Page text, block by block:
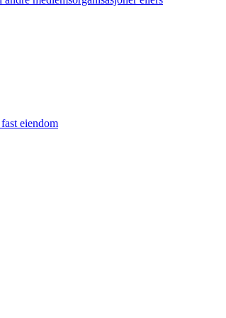
eiendom